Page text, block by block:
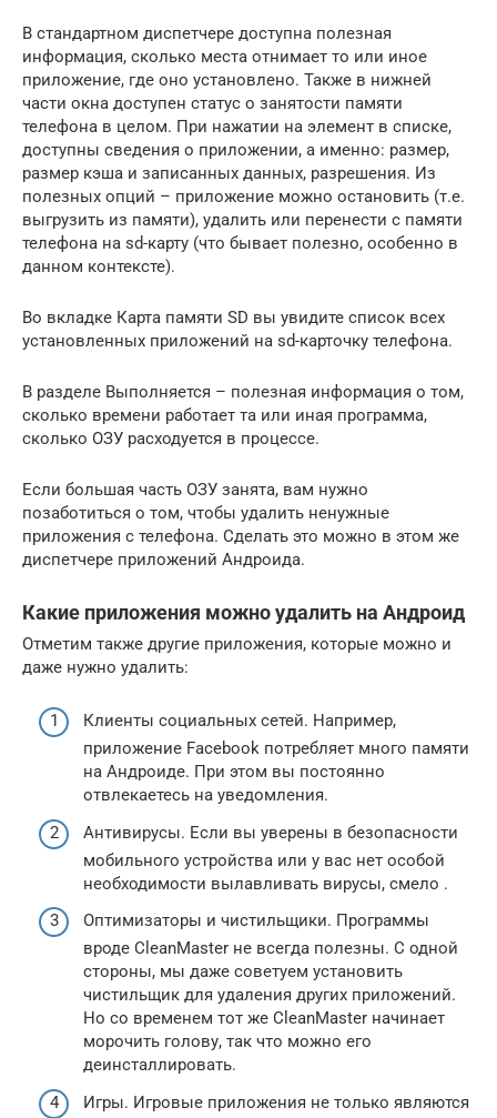
В стандартном диспетчере доступна полезная
информация, сколько места отнимает то или иное
приложение, где оно установлено. Также в нижней
части окна доступен статус о занятости памяти
телефона в целом. При нажатии на элемент в списке,
доступны сведения о приложении, а именно: размер,
размер кэша и записанных данных, разрешения. Из
полезных опций – приложение можно остановить (т.е.
выгрузить из памяти), удалить или перенести с памяти
телефона на sd-карту (что бывает полезно, особенно в
данном контексте).
Во вкладке Карта памяти SD вы увидите список всех
установленных приложений на sd-карточку телефона.
В разделе Выполняется – полезная информация о том,
сколько времени работает та или иная программа,
сколько ОЗУ расходуется в процессе.
Если большая часть ОЗУ занята, вам нужно
позаботиться о том, чтобы удалить ненужные
приложения с телефона. Сделать это можно в этом же
диспетчере приложений Андроида.
Какие приложения можно удалить на Андроид
Отметим также другие приложения, которые можно и
даже нужно удалить:
Клиенты социальных сетей. Например,
приложение Facebook потребляет много памяти
на Андроиде. При этом вы постоянно
отвлекаетесь на уведомления.
Антивирусы. Если вы уверены в безопасности
мобильного устройства или у вас нет особой
необходимости вылавливать вирусы, смело .
Оптимизаторы и чистильщики. Программы
вроде CleanMaster не всегда полезны. С одной
стороны, мы даже советуем установить
чистильщик для удаления других приложений.
Но со временем тот же CleanMaster начинает
морочить голову, так что можно его
деинсталлировать.
Игры. Игровые приложения не только являются